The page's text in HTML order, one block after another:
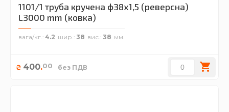
1101/1 труба кручена ф38х1,5 (реверсна)
L3000 mm (ковка)
вага/кг. 4.2 шир. 38 вис. 38
₴ 400.00 без ПДВ